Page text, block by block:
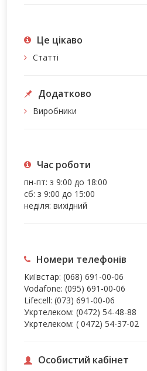
Це цiкаво
Статті
Додатково
Виробники
Час роботи
пн-пт: з 9:00 до 18:00
сб: з 9:00 до 15:00
неділя: вихідний
Номери телефонів
Київстар: (068) 691-00-06
Vodafone: (095) 691-00-06
Lifecell: (073) 691-00-06
Укртелеком: (0472) 54-48-88
Укртелеком: ( 0472) 54-37-02
Особистий кабінет